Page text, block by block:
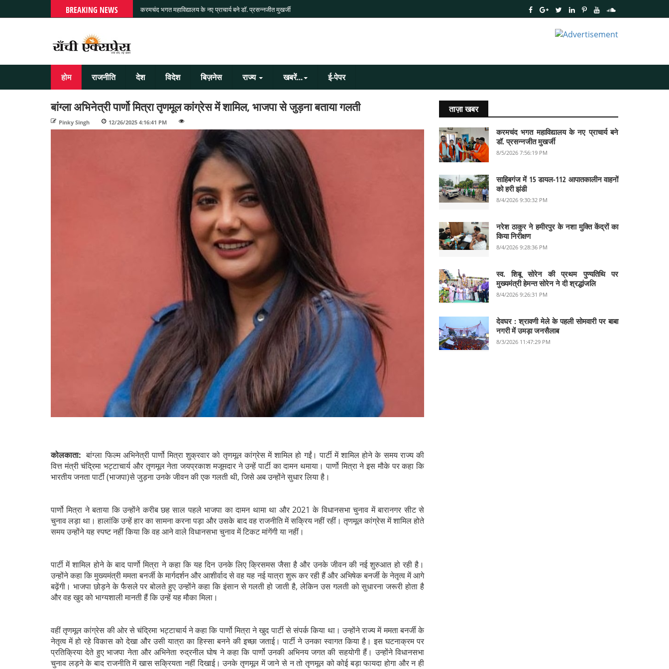
BREAKING NEWS करमचंद भगत महाविद्यालय के नए प्राचार्य बने डॉ. प्रसन्नजीत मुखर्जी
होम राजनीति देश विदेश बिज़नेस राज्य खबरें... ई-पेपर
बांग्ला अभिनेत्री पार्णो मित्रा तृणमूल कांग्रेस में शामिल, भाजपा से जुड़ना बताया गलती
Pinky Singh 12/26/2025 4:16:41 PM
कोलकाता:बांग्ला फिल्म अभिनेत्री पार्णो मित्रा शुक्रवार को तृणमूल कांग्रेस में शामिल हो गईं। पार्टी में शामिल होने के समय राज्य की
वित्त मंत्री चंद्रिमा भट्टाचार्य और तृणमूल नेता जयप्रकाश मजूमदार ने उन्हें पार्टी का दामन थमाया। पार्णो मित्रा ने इस मौके पर कहा कि
भारतीय जनता पार्टी (भाजपा)से जुड़ना उनके जीवन की एक गलती थी, जिसे अब उन्होंने सुधार लिया है।
पार्णो मित्रा ने बताया कि उन्होंने करीब छह साल पहले भाजपा का दामन थामा था और 2021 के विधानसभा चुनाव में बारानगर सीट से
चुनाव लड़ा था। हालांकि उन्हें हार का सामना करना पड़ा और उसके बाद वह राजनीति में सक्रिय नहीं रहीं। तृणमूल कांग्रेस में शामिल होते
समय उन्होंने यह स्पष्ट नहीं किया कि वह आने वाले विधानसभा चुनाव में टिकट मांगेंगी या नहीं।
पार्टी में शामिल होने के बाद पार्णो मित्रा ने कहा कि यह दिन उनके लिए क्रिसमस जैसा है और उनके जीवन की नई शुरुआत हो रही है।
उन्होंने कहा कि मुख्यमंत्री ममता बनर्जी के मार्गदर्शन और आशीर्वाद से वह यह नई यात्रा शुरू कर रही हैं और अभिषेक बनर्जी के नेतृत्व में आगे
बढ़ेंगी। भाजपा छोड़ने के फैसले पर बोलते हुए उन्होंने कहा कि इंसान से गलती हो जाती है, लेकिन उस गलती को सुधारना जरूरी होता है
और वह खुद को भाग्यशाली मानती हैं कि उन्हें यह मौका मिला।
वहीं तृणमूल कांग्रेस की ओर से चंद्रिमा भट्टाचार्य ने कहा कि पार्णो मित्रा ने खुद पार्टी से संपर्क किया था। उन्होंने राज्य में ममता बनर्जी के
नेतृत्व में हो रहे विकास को देखा और उसी यात्रा का हिस्सा बनने की इच्छा जताई। पार्टी ने उनका स्वागत किया है। इस घटनाक्रम पर
प्रतिक्रिया देते हुए भाजपा नेता और अभिनेता रुद्रनील घोष ने कहा कि पार्णो उनकी अभिनय जगत की सहयोगी हैं। उन्होंने विधानसभा
चुनाव लड़ने के बाद राजनीति में खास सक्रियता नहीं दिखाई। उनके तृणमूल में जाने से न तो तृणमूल को कोई बड़ा फायदा होगा और न ही
ताज़ा खबर
करमचंद भगत महाविद्यालय के नए प्राचार्य बने
डॉ. प्रसन्नजीत मुखर्जी
8/5/2026 7:56:19 PM
साहिबगंज में 15 डायल-112 आपातकालीन वाहनों
को हरी झंडी
8/4/2026 9:30:32 PM
नरेश ठाकुर ने हमीरपुर के नशा मुक्ति केंद्रों का
किया निरीक्षण
8/4/2026 9:28:36 PM
स्व. शिबू सोरेन की प्रथम पुण्यतिथि पर
मुख्यमंत्री हेमन्त सोरेन ने दी श्रद्धांजलि
8/4/2026 9:26:31 PM
देवघर :‌ श्रावणी मेले के पहली सोमवारी पर बाबा
नगरी में उमड़ा जनसैलाब
8/3/2026 11:47:29 PM